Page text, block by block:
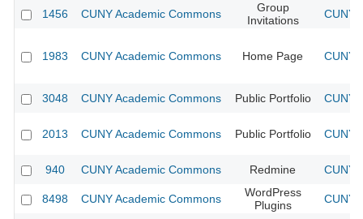
1456 CUNY Academic Commons
Group
Invitations
CUNY
1983 CUNY Academic Commons Home Page CUNY
3048 CUNY Academic Commons Public Portfolio CUNY
2013 CUNY Academic Commons Public Portfolio CUNY
940 CUNY Academic Commons Redmine CUNY
8498 CUNY Academic Commons
WordPress
Plugins
CUNY